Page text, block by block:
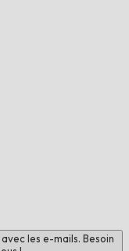
les e-mails. Besoin